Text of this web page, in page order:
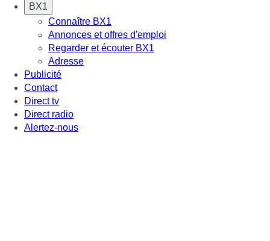
BX1
Connaître BX1
Annonces et offres d'emploi
Regarder et écouter BX1
Adresse
Publicité
Contact
Direct tv
Direct radio
Alertez-nous